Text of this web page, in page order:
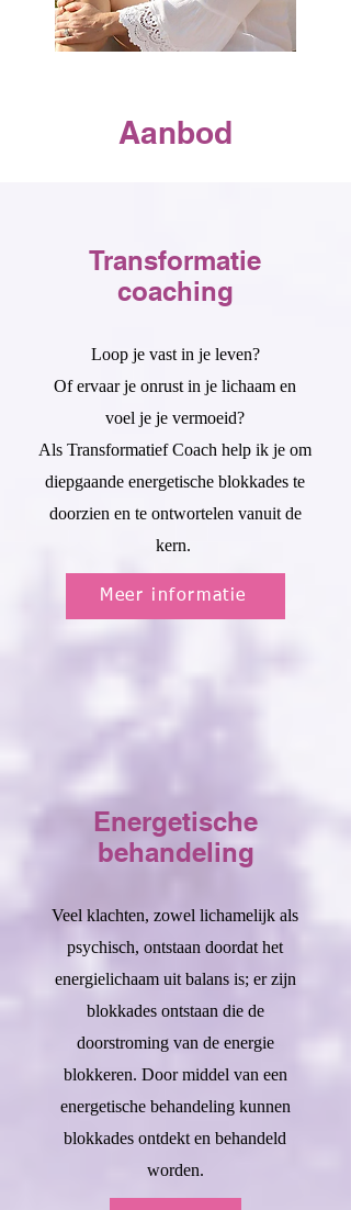
Aanbod
Transformatie
coaching
Loop je vast in je leven?
Of ervaar je onrust in je lichaam en
voel je je vermoeid?
Als Transformatief Coach help ik je om
diepgaande energetische blokkades te
doorzien en te ontwortelen vanuit de
kern.
Meer informatie
Energetische
behandeling
Veel klachten, zowel lichamelijk als
psychisch, ontstaan doordat het
energielichaam uit balans is; er zijn
blokkades ontstaan die de
doorstroming van de energie
blokkeren. Door middel van een
energetische behandeling kunnen
blokkades ontdekt en behandeld
worden.